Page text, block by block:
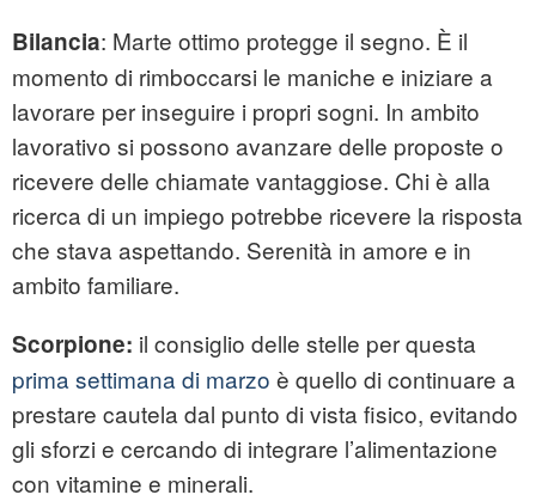
Bilancia: Marte ottimo protegge il segno. È il
momento di rimboccarsi le maniche e iniziare a
lavorare per inseguire i propri sogni. In ambito
lavorativo si possono avanzare delle proposte o
ricevere delle chiamate vantaggiose. Chi è alla
ricerca di un impiego potrebbe ricevere la risposta
che stava aspettando. Serenità in amore e in
ambito familiare.
Scorpione: il consiglio delle stelle per questa
prima settimana di marzo è quello di continuare a
prestare cautela dal punto di vista fisico, evitando
gli sforzi e cercando di integrare l’alimentazione
con vitamine e minerali.